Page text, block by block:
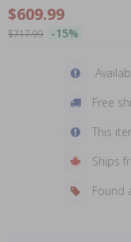
$609.99
$717.99 -15%
Free
This
Ships
Found